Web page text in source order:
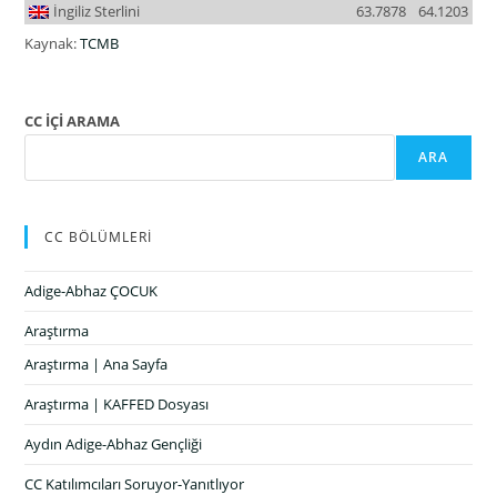
İngiliz Sterlini 64.1203
63.7878
Kaynak:TCMB
CC İÇİ ARAMA
ARA
CC BÖLÜMLERİ
Adige-Abhaz ÇOCUK
Araştırma
Araştırma | Ana Sayfa
Araştırma | KAFFED Dosyası
Aydın Adige-Abhaz Gençliği
CC Katılımcıları Soruyor-Yanıtlıyor